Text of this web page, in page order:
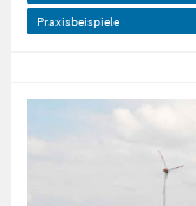
Praxisbeispiele